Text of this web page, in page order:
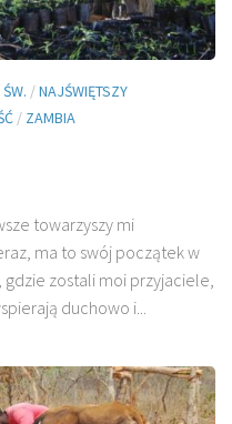
/NAJŚWIĘTSZY
/ ZAMBIA
towarzyszy mi
ma to swój początek w
zostali moi przyjaciele,
duchowo i...